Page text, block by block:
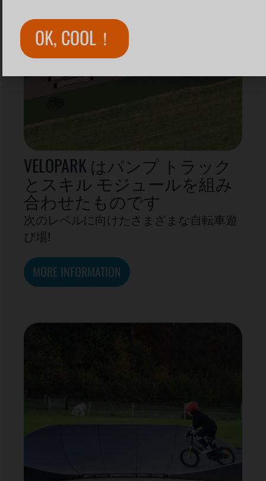
VELOPARK はパンプ トラック
とスキル モジュールを組み
合わせたものです
次のレベルに向けたさまざまな自転車遊
び場!
MORE INFORMATION
OK, COOL！